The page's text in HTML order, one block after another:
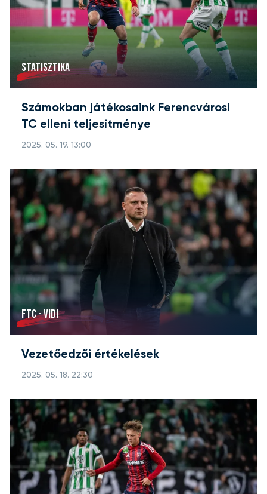
STATISZTIKA
Számokban játékosaink Ferencvárosi
TC elleni teljesítménye
2025. 05. 19. 13:00
FTC - VIDI
Vezetőedzői értékelések
2025. 05. 18. 22:30